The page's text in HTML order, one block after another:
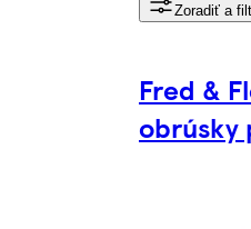
Zoradiť a
Fred &
obrúsky